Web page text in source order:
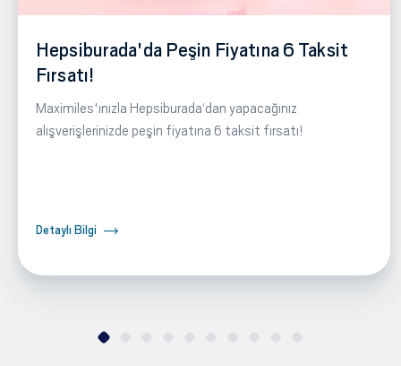
Hepsiburada'da Peşin Fiyatına 6 Taksit
Fırsatı!
Maximiles'ınızla Hepsiburada‘dan yapacağınız
alışverişlerinizde peşin fiyatına 6 taksit fırsatı!
Detaylı Bilgi